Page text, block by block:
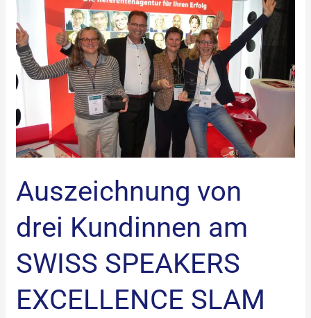
Auszeichnung von
drei Kundinnen am
SWISS SPEAKERS
EXCELLENCE SLAM
Kundinnen
am
SWISS
SPEAKERS
EXCELLENCE
SLAM
2021